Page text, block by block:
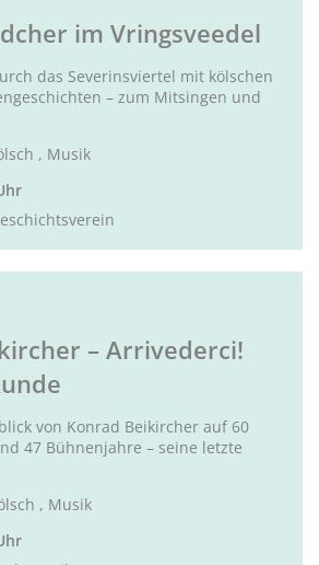
im Vringsveedel
das Severinsviertel mit kölschen
– zum Mitsingen und
, Musik
– Arrivederci!
von Konrad Beikircher auf 60
47 Bühnenjahre – seine letzte
, Musik